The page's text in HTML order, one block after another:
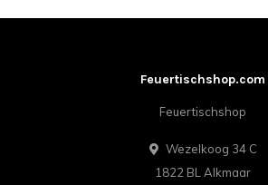
Feuertischshop.com
Feuertischshop
Wezelkoog 34 C
1822 BL Alkmaar